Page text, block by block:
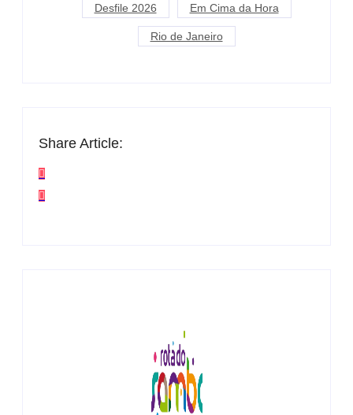
Desfile 2026 Em Cima da Hora
Rio de Janeiro
Share Article: